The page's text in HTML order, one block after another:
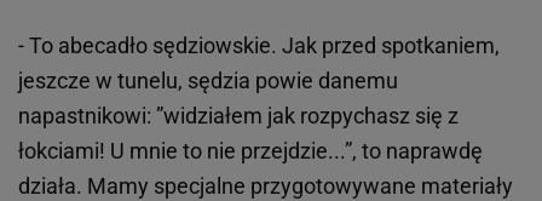
- To abecadło sędziowskie. Jak przed spotkaniem,
jeszcze w tunelu, sędzia powie danemu
napastnikowi: ”widziałem jak rozpychasz się z
łokciami! U mnie to nie przejdzie...”, to naprawdę
działa. Mamy specjalne przygotowywane materiały